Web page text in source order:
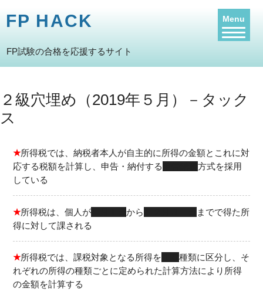
FP HACK
FP試験の合格を応援するサイト
２級穴埋め（2019年５月）－タック
ス
★所得税では、納税者本人が自主的に所得の金額とこれに対
応する税額を計算し、申告・納付する
方式を採用
している
★所得税は、個人が１月１日 から
までで得た所
得に対して課される
★所得税では、課税対象となる所得を
種類に区分し、そ
れぞれの所得の種類ごとに定められた計算方法により所得
の金額を計算する
Menu